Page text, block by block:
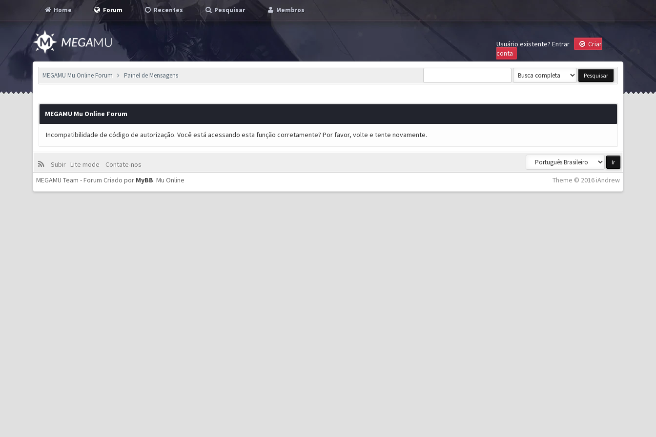
Home Forum Recentes Pesquisar Membros
Usuário existente? Entrar
Criar
conta
MEGAMU Mu Online Forum Painel de Mensagens
MEGAMU Mu Online Forum
Incompatibilidade de código de autorização. Você está acessando esta função corretamente? Por favor, volte e tente novamente.
Subir Lite mode
Contate-nos
Theme © 2016 iAndrew
MEGAMU Team - Forum Criado por MyBB.Mu Online